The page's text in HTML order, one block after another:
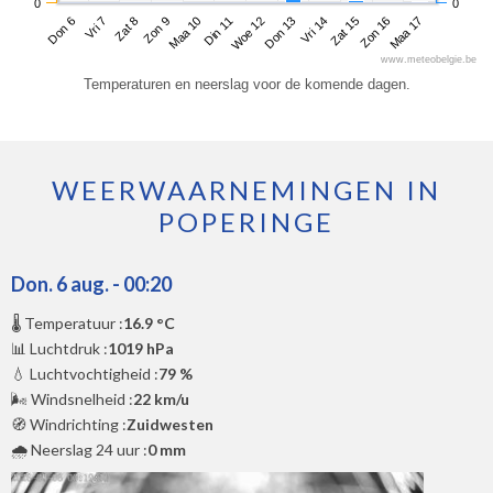
Don 6 Vri 7 Zat 8Zon 9Maa 10Din 11Woe 12Don 13Vri 14Zat 15Zon 16Maa 17
0 0
www.meteobelgie.be
Temperaturen en neerslag voor de komende dagen.
WEERWAARNEMINGEN IN
POPERINGE
Don. 6 aug. - 00:20
🌡️ Temperatuur :16.9 °C
📊 Luchtdruk :1019 hPa
💧 Luchtvochtigheid :79 %
🌬️ Windsnelheid :22 km/u
🧭 Windrichting :Zuidwesten
🌧️ Neerslag 24 uur :0 mm